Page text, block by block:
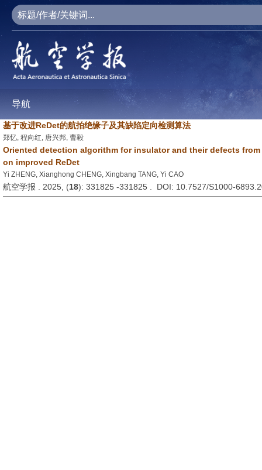
导航
基于改进ReDet的航拍绝缘子及其缺陷定向检测算法
郑忆, 程向红, 唐兴邦, 曹毅
Oriented detection algorithm for insulator and their defects from
on improved ReDet
Yi ZHENG, Xianghong CHENG, Xingbang TANG, Yi CAO
航空学报 . 2025, (18): 331825 -331825 . DOI: 10.7527/S1000-